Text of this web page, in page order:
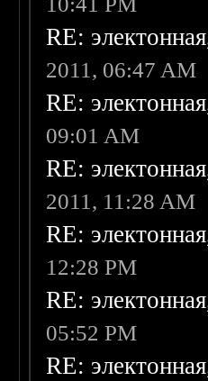
RE:
2011, 06:47 AM
RE:
09:01 AM
RE:
2011, 11:28 AM
RE:
12:28 PM
RE:
05:52 PM
RE: